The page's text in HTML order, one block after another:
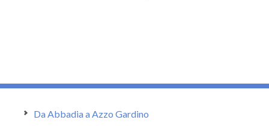
Da Abbadia a Azzo Gardino